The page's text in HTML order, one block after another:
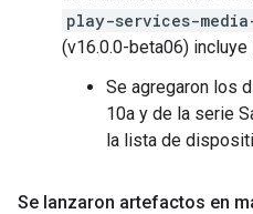
play-services-
(v16.0.0-beta06)
Se agregaron los
10a y de la serie
la lista de
Se lanzaron artefactos en